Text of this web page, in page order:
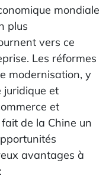
mondiale
plus
vers ce
Les réformes
modernisation, y
juridique et
et
de la Chine un
avantages à